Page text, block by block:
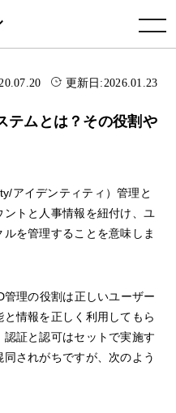
toggle navigation
更新日:2026.01.23
テムとは？その役割や
アイデンティティ）管理と
トと人事情報を紐付け、ユ
を管理することを意味しま
理の役割は正しいユーザー
情報を正しく利用してもら
証と認可はセットで実施す
されがちですが、次のよう